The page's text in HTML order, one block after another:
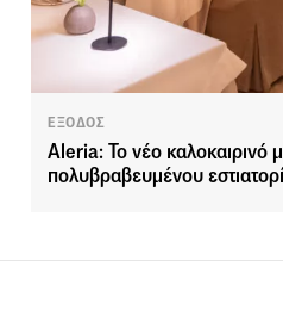
ΕΞΟΔΟΣ
Aleria: To νέο καλοκαιρινό
πολυβραβευμένου